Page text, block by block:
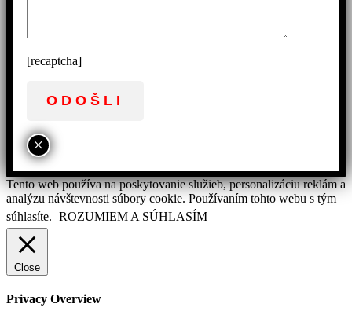
[recaptcha]
×
Tento web používa na poskytovanie služieb, personalizáciu reklám a
analýzu návštevnosti súbory cookie. Používaním tohto webu s tým
súhlasíte. ROZUMIEM A SÚHLASÍM
Close
Privacy Overview